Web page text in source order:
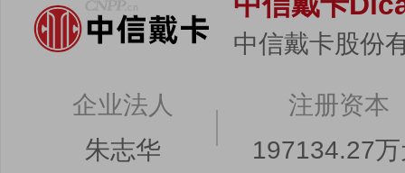
中信戴卡股份
企业法人
朱志华
注册资本
197134.27